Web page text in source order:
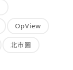
OpView
北市圖